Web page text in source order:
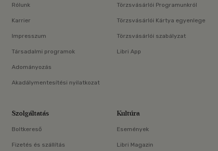
Rólunk
Karrier
Impresszum
Társadalmi programok
Adományozás
Akadálymentesítési nyilatkozat
Törzsvásárlói Programunkról
Törzsvásárlói Kártya egyenlege
Törzsvásárlói szabályzat
Libri App
Szolgáltatás
Boltkereső
Fizetés és szállítás
Kultúra
Események
Libri Magazin